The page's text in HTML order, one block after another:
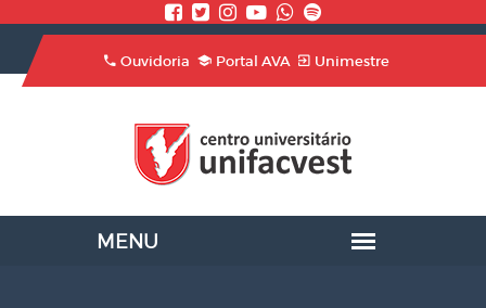
Ouvidoria Portal AVA Unimestre